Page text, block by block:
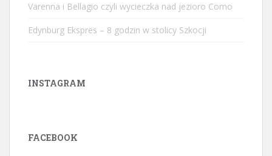
Varenna i Bellagio czyli wycieczka nad jezioro Como
Edynburg Ekspres – 8 godzin w stolicy Szkocji
INSTAGRAM
FACEBOOK